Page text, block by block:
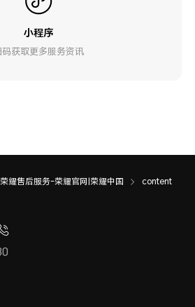
小程序
码获取更多服务资讯
耀售后服务-荣耀官网|荣耀中国 content